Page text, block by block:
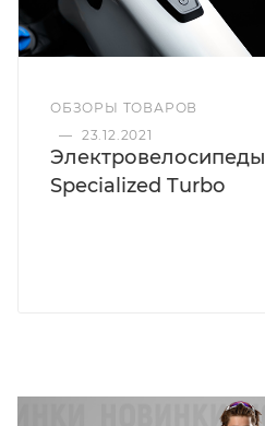
ОБЗОРЫ ТОВАРОВ
— 23.12.2021
Электровелосипеды
Specialized Turbo